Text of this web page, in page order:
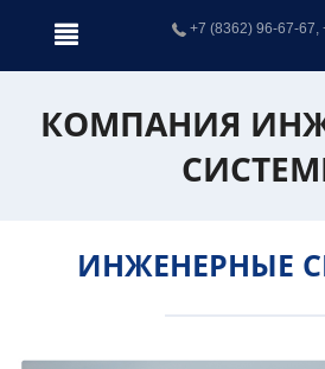
+7 (8362) 96-67-67,
КОМПАНИЯ
ИНЖЕНЕРНЫЕ